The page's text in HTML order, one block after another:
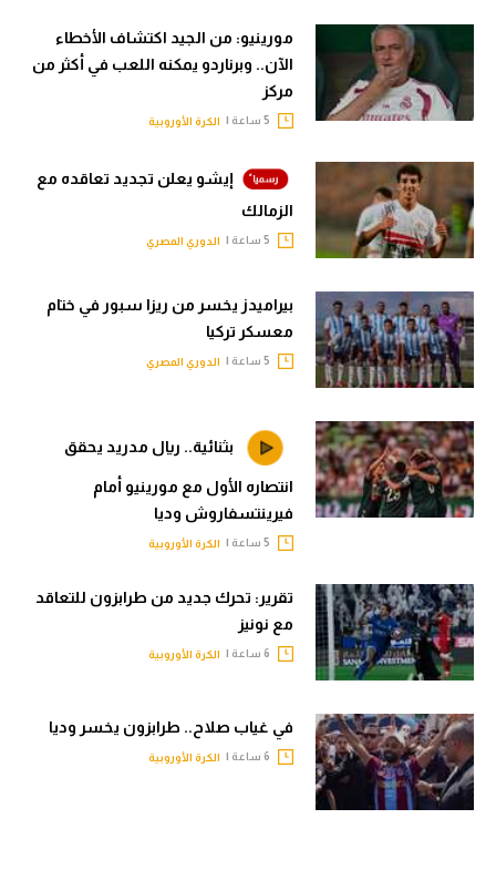
مورينيو: من الجيد اكتشاف الأخطاء
الآن.. وبرناردو يمكنه اللعب في أكثر من
مركز
الكرة الأوروبية
إيشو يعلن تجديد تعاقده مع
الزمالك
الدوري المصري
بيراميدز يخسر من ريزا سبور في ختام
معسكر تركيا
الدوري المصري
بثنائية.. ريال مدريد يحقق
انتصاره الأول مع مورينيو أمام
فيرينتسفاروش وديا
الكرة الأوروبية
تقرير: تحرك جديد من طرابزون للتعاقد
مع نونيز
الكرة الأوروبية
في غياب صلاح.. طرابزون يخسر وديا
الكرة الأوروبية